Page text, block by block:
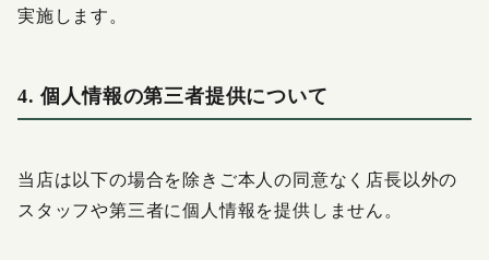
実施します。
4. 個人情報の第三者提供について
当店は以下の場合を除きご本人の同意なく店長以外の
スタッフや第三者に個人情報を提供しません。